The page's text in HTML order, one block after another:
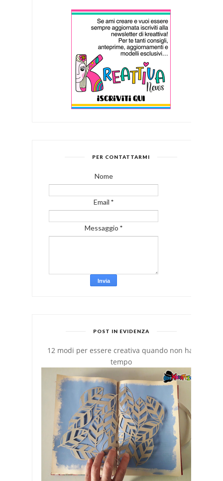
PER CONTATTARMI
Nome
Email *
Messaggio *
POST IN EVIDENZA
12 modi per essere creativa quando non hai
tempo